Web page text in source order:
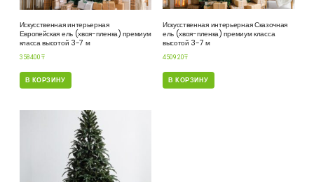
Искусственная интерьерная
Европейская ель (хвоя-пленка) премиум
класса высотой 3-7 м
358400 ₸
В КОРЗИНУ
Искусственная интерьерная Сказочная
ель (хвоя-пленка) премиум класса
высотой 3-7 м
450920₸
В КОРЗИНУ